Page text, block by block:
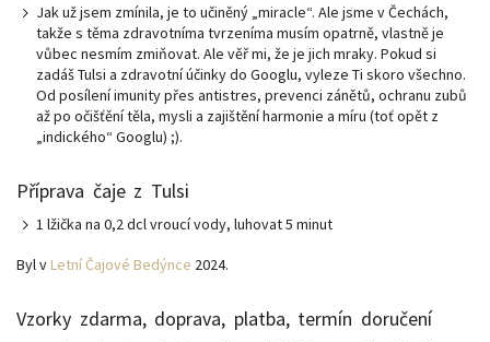
Jak už jsem zmínila, je to učiněný „miracle“. Ale jsme v Čechách,
takže s těma zdravotníma tvrzeníma musím opatrně, vlastně je
vůbec nesmím zmiňovat. Ale věř mi, že je jich mraky. Pokud si
zadáš Tulsi a zdravotní účinky do Googlu, vyleze Ti skoro všechno.
Od posílení imunity přes antistres, prevenci zánětů, ochranu zubů
až po očišťění těla, mysli a zajištění harmonie a míru (toť opět z
„indického“ Googlu) ;).
Příprava čaje z Tulsi
1 lžička na 0,2 dcl vroucí vody, luhovat 5 minut
Byl v Letní Čajové Bedýnce 2024.
Vzorky zdarma, doprava, platba, termín doručení